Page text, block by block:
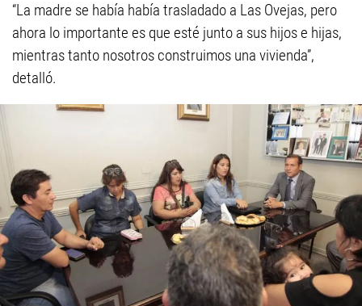
“La madre se había había trasladado a Las Ovejas, pero
ahora lo importante es que esté junto a sus hijos e hijas,
mientras tanto nosotros construimos una vivienda”,
detalló.